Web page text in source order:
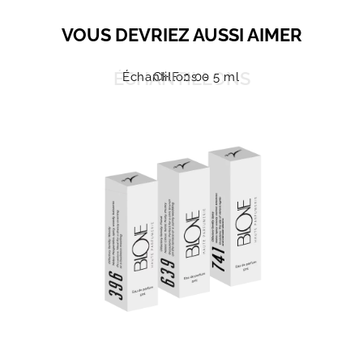
VOUS DEVRIEZ AUSSI AIMER
ÉCHANTILLONS
Échantillons- 5 ml
CHF0.00